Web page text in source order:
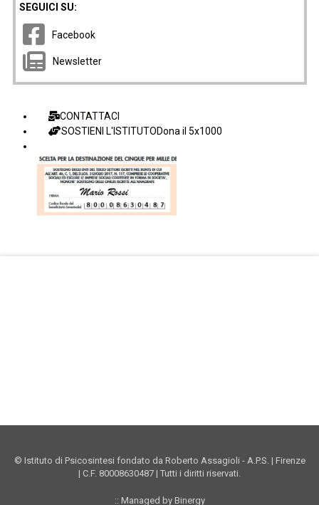
SEGUICI SU:
Facebook
Newsletter
CONTATTACI
SOSTIENI L'ISTITUTODona il 5x1000
© Istituto di Psicosintesi fondato da Roberto Assagioli - A.P.S. | Firenze
| C.F. 80008630487 | Tutti i diritti riservati.
:: Managed by Binergy